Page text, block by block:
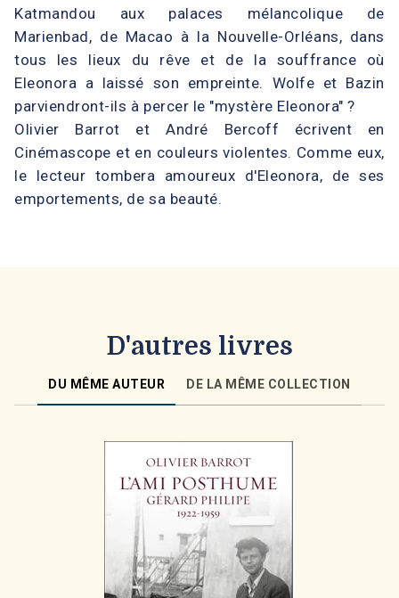
Katmandou aux palaces mélancolique de
Marienbad, de Macao à la Nouvelle-Orléans, dans
tous les lieux du rêve et de la souffrance où
Eleonora a laissé son empreinte. Wolfe et Bazin
parviendront-ils à percer le "mystère Eleonora" ?
Olivier Barrot et André Bercoff écrivent en
Cinémascope et en couleurs violentes. Comme eux,
le lecteur tombera amoureux d'Eleonora, de ses
emportements, de sa beauté.
D'autres livres
DU MÊME AUTEUR DE LA MÊME COLLECTION